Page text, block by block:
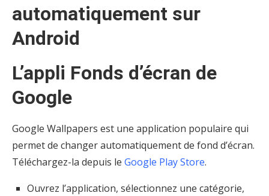
automatiquement sur
Android
L’appli Fonds d’écran de
Google
Google Wallpapers est une application populaire qui
permet de changer automatiquement de fond d’écran.
Téléchargez-la depuis le Google Play Store.
Ouvrez l’application, sélectionnez une catégorie,